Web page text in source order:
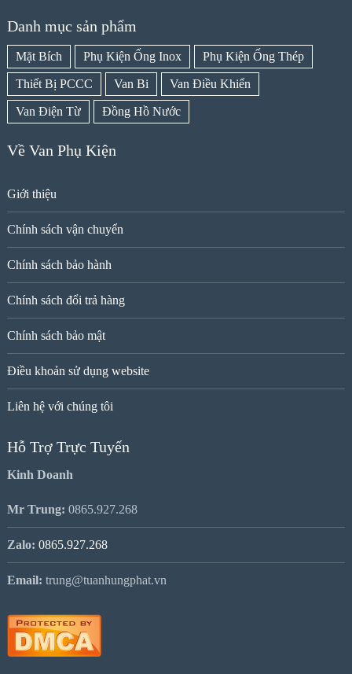
Danh mục sản phẩm
Mặt Bích Phụ Kiện Ống Inox Phụ Kiện Ống Thép
Thiết Bị PCCC Van Bi Van Điều Khiển
Van Điện Từ Đồng Hồ Nước
Về Van Phụ Kiện
Giới thiệu
Chính sách vận chuyển
Chính sách bảo hành
Chính sách đổi trả hàng
Chính sách bảo mật
Điều khoản sử dụng website
Liên hệ với chúng tôi
Hỗ Trợ Trực Tuyến
Kinh Doanh
Mr Trung: 0865.927.268
Zalo: 0865.927.268
Email: trung@tuanhungphat.vn